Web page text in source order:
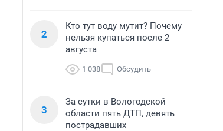
2
Кто тут воду мутит? Почему
нельзя купаться после 2
августа
1 038 Обсудить
3
За сутки в Вологодской
области пять ДТП, девять
пострадавших